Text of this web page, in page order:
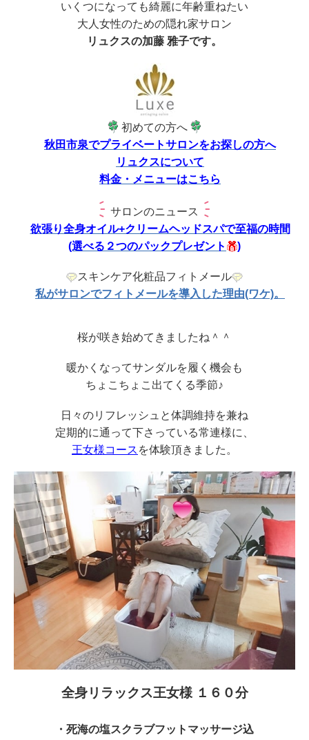
いくつになっても綺麗に年齢重ねたい
大人女性のための隠れ家サロン
リュクスの加藤 雅子です。
初めての方へ
秋田市泉でプライベートサロンをお探しの方へ
リュクスについて
料金・メニューはこちら
サロンのニュース
欲張り全身オイル+クリームヘッドスパで至福の時間
(選べる２つのパックプレゼント
)
スキンケア化粧品フィトメール
私がサロンでフィトメールを導入した理由(ワケ)。
桜が咲き始めてきましたね＾＾
暖かくなってサンダルを履く機会も
ちょこちょこ出てくる季節♪
日々のリフレッシュと体調維持を兼ね
定期的に通って下さっている常連様に、
王女様コース を体験頂きました。
全身リラックス王女様 １６０分
・死海の塩スクラブフットマッサージ込